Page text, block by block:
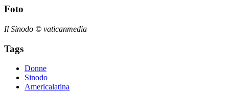
Foto
Il Sinodo © vaticanmedia
Tags
Donne
Sinodo
Americalatina